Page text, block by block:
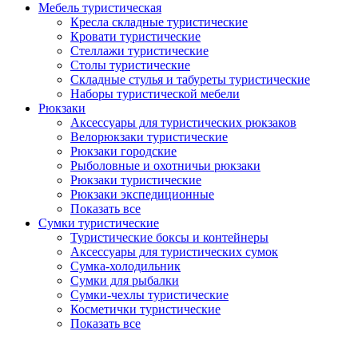
Мебель туристическая
Кресла складные туристические
Кровати туристические
Стеллажи туристические
Столы туристические
Складные стулья и табуреты туристические
Наборы туристической мебели
Рюкзаки
Аксессуары для туристических рюкзаков
Велорюкзаки туристические
Рюкзаки городские
Рыболовные и охотничьи рюкзаки
Рюкзаки туристические
Рюкзаки экспедиционные
Показать все
Сумки туристические
Туристические боксы и контейнеры
Аксессуары для туристических сумок
Сумка-холодильник
Сумки для рыбалки
Сумки-чехлы туристические
Косметички туристические
Показать все